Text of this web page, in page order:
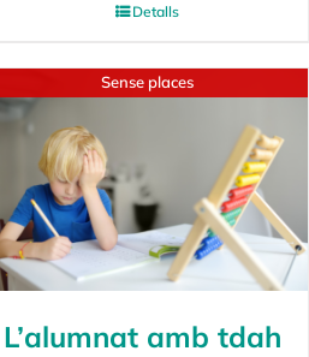
Detalls
Sense places
L’alumnat amb tdah